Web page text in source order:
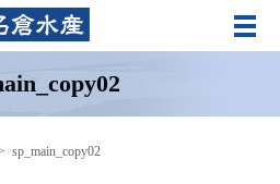
メ
sp_main_copy02